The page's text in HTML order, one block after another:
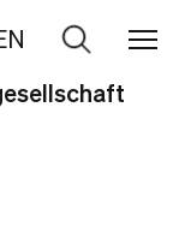
Zur
Suche